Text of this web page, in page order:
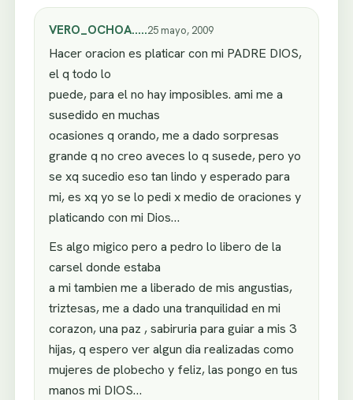
VERO_OCHOA…..25 mayo, 2009
Hacer oracion es platicar con mi PADRE DIOS,
el q todo lo
puede, para el no hay imposibles. ami me a
susedido en muchas
ocasiones q orando, me a dado sorpresas
grande q no creo aveces lo q susede, pero yo
se xq sucedio eso tan lindo y esperado para
mi, es xq yo se lo pedi x medio de oraciones y
platicando con mi Dios…
Es algo migico pero a pedro lo libero de la
carsel donde estaba
a mi tambien me a liberado de mis angustias,
triztesas, me a dado una tranquilidad en mi
corazon, una paz , sabiruria para guiar a mis 3
hijas, q espero ver algun dia realizadas como
mujeres de plobecho y feliz, las pongo en tus
manos mi DIOS…